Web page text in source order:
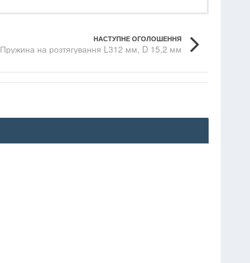
НАСТУПНЕ ОГОЛОШЕННЯ
Пружина на розтягування L312 мм, D 15,2 мм